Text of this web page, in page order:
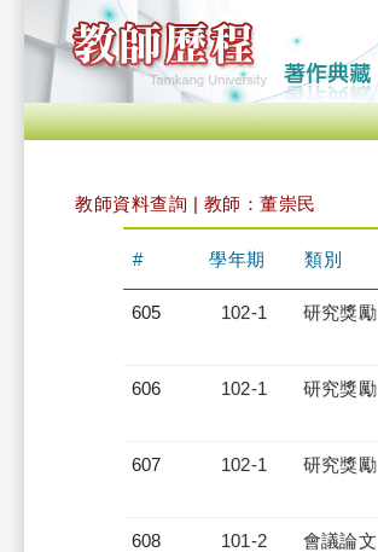
教師資料查詢 | 教師：董崇民
# 學年期 類別
605 102-1 研究獎勵
606 102-1 研究獎勵
607 102-1 研究獎勵
608 101-2 會議論文